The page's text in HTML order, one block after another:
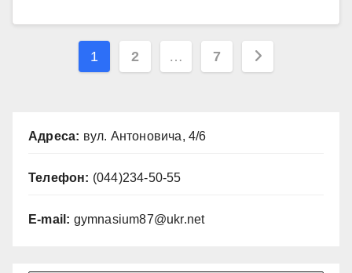
Posts
1 2 … 7
Адреса: вул. Антоновича, 4/6
Телефон: (044)234-50-55
E-mail: gymnasium87@ukr.net